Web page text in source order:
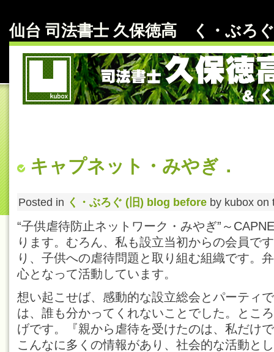
仙台 司法書士 久保徳高 く・ぶろ
キャプネット・みやぎ．
Posted in く・ぶろぐ (旧) blog beforeby kubox on
“子供虐待防止ネットワーク・みやぎ”～
ります。むろん、私も設立当初からの会員で
り、子供への虐待問題と取り組む組織です。
心となって活動しています。
想い起こせば、感動的な設立総会とパーティ
は、誰も分かってくれないことでした。とこ
げです。『親から虐待を受けたのは、私だけ
こんなに多くの情報があり、社会的な活動と